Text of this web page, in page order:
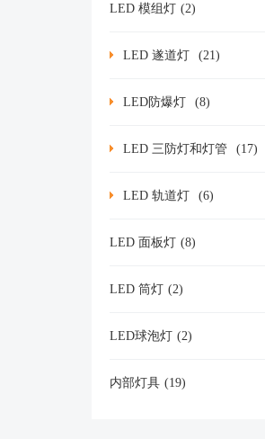
LED 模组灯 (2)
LED 遂道灯 (21)
LED防爆灯 (8)
LED 三防灯和灯管 (17)
LED 轨道灯 (6)
LED 面板灯 (8)
LED 筒灯 (2)
LED球泡灯 (2)
内部灯具 (19)